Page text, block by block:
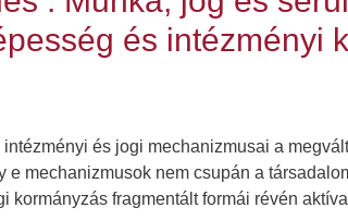
és intézményi
és jogi mechanizmusai a
mechanizmusok nem csupán a
kormányzás fragmentált formái révén